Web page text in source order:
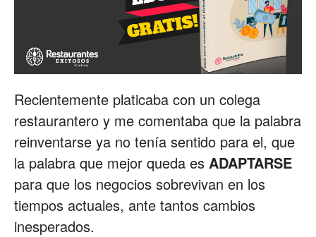
Recientemente platicaba con un colega
restaurantero y me comentaba que la palabra
reinventarse ya no tenía sentido para el, que
la palabra que mejor queda es ADAPTARSE
para que los negocios sobrevivan en los
tiempos actuales, ante tantos cambios
inesperados.